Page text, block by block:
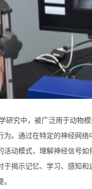
研究中，被广泛用于动物
为。通过在特定的神经网络
活动模式，理解神经信号如
于揭示记忆、学习、感知和